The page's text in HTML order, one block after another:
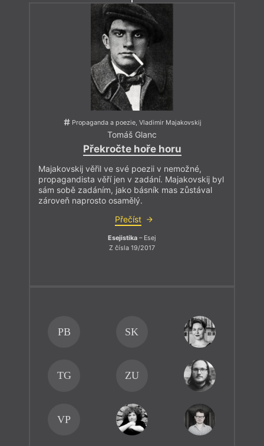
Propaganda a poezie, Vladimir Majakovskij
Tomáš Glanc
Překročte hoře horu
Majakovskij věřil ve své poezii v nemožné,
propagandista věří jen v zadání. Majakovskij byl
sám sobě zadáním, jako básník mas zůstával
zároveň naprosto osamělý.
Přečíst
Esejistika – Esej
Z čísla 19/2017
PB SK
TG ZU
VP